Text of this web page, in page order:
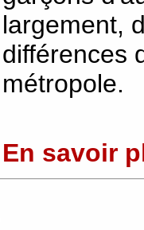
largement,
différences
métropole.
En savoir